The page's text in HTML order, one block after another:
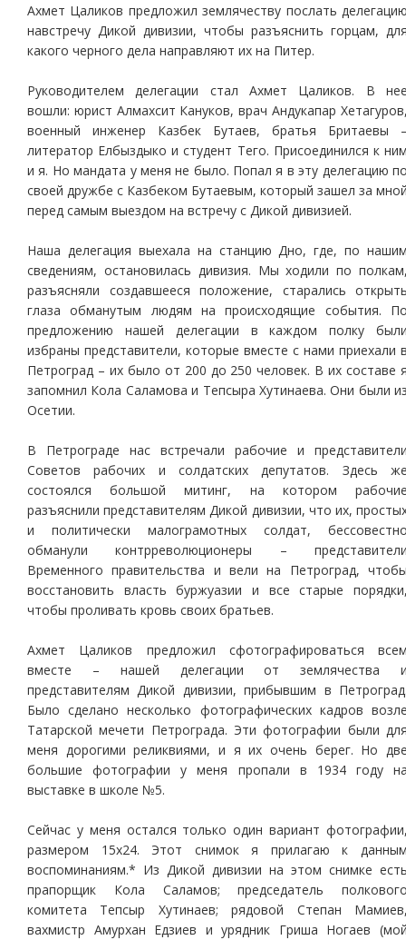
Ахмет Цаликов предложил землячеству послать
навстречу Дикой дивизии, чтобы разъяснить горцам,
какого черного дела направляют их на Питер.
Руководителем делегации стал Ахмет Цаликов. В
вошли: юрист Алмахсит Кануков, врач Андукапар
военный инженер Казбек Бутаев, братья Бритаевы
литератор Елбыздыко и студент Тего. Присоединился к
и я. Но мандата у меня не было. Попал я в эту делегацию
своей дружбе с Казбеком Бутаевым, который зашел за
перед самым выездом на встречу с Дикой дивизией.
Наша делегация выехала на станцию Дно, где, по
сведениям, остановилась дивизия. Мы ходили по
разъясняли создавшееся положение, старались
глаза обманутым людям на происходящие события.
предложению нашей делегации в каждом полку
избраны представители, которые вместе с нами приехали
Петроград – их было от 200 до 250 человек. В их составе
запомнил Кола Саламова и Тепсыра Хутинаева. Они были
Осетии.
В Петрограде нас встречали рабочие и
Советов рабочих и солдатских депутатов. Здесь
состоялся большой митинг, на котором
разъяснили представителям Дикой дивизии, что их,
и политически малограмотных солдат,
обманули контрреволюционеры –
Временного правительства и вели на Петроград,
восстановить власть буржуазии и все старые
чтобы проливать кровь своих братьев.
Ахмет Цаликов предложил сфотографироваться
вместе – нашей делегации от землячества
представителям Дикой дивизии, прибывшим в
Было сделано несколько фотографических кадров
Татарской мечети Петрограда. Эти фотографии были
меня дорогими реликвиями, и я их очень берег. Но
большие фотографии у меня пропали в 1934 году
выставке в школе №5.
Сейчас у меня остался только один вариант
размером 15х24. Этот снимок я прилагаю к
воспоминаниям.* Из Дикой дивизии на этом снимке
прапорщик Кола Саламов; председатель
комитета Тепсыр Хутинаев; рядовой Степан
вахмистр Амурхан Едзиев и урядник Гриша Ногаев